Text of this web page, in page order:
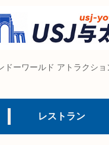
ーワールド アトラクシ
レストラン